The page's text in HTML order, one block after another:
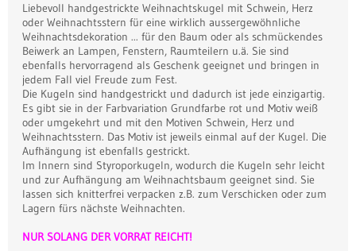
Liebevoll handgestrickte Weihnachtskugel mit Schwein, Herz
oder Weihnachtsstern für eine wirklich aussergewöhnliche
Weihnachtsdekoration ... für den Baum oder als schmückendes
Beiwerk an Lampen, Fenstern, Raumteilern u.ä. Sie sind
ebenfalls hervorragend als Geschenk geeignet und bringen in
jedem Fall viel Freude zum Fest.
Die Kugeln sind handgestrickt und dadurch ist jede einzigartig.
Es gibt sie in der Farbvariation Grundfarbe rot und Motiv weiß
oder umgekehrt und mit den Motiven Schwein, Herz und
Weihnachtsstern. Das Motiv ist jeweils einmal auf der Kugel. Die
Aufhängung ist ebenfalls gestrickt.
Im Innern sind Styroporkugeln, wodurch die Kugeln sehr leicht
und zur Aufhängung am Weihnachtsbaum geeignet sind. Sie
lassen sich knitterfrei verpacken z.B. zum Verschicken oder zum
Lagern fürs nächste Weihnachten.
NUR SOLANG DER VORRAT REICHT!